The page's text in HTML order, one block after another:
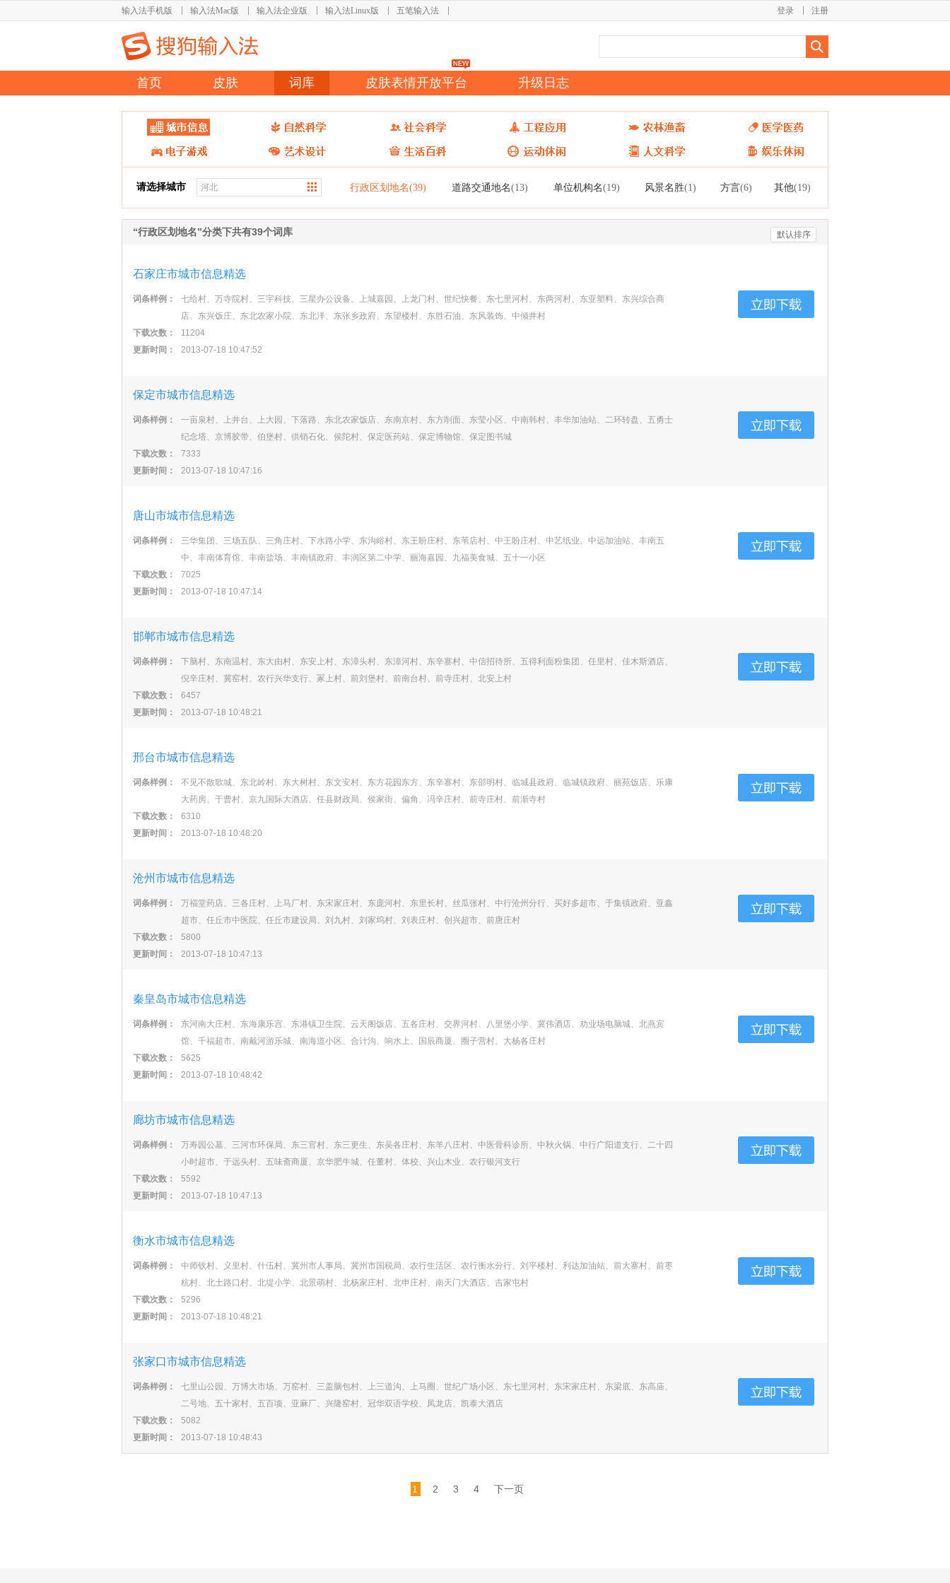
输入法手机版 输入法Mac版 输入法企业版 输入法Linux版 五笔输入法 注册
登录
首页 皮肤 词库 皮肤表情开放平台 升级日志
请选择城市 行政区划地名(39) 道路交通地名(13) 单位机构名(19) 风景名胜(1) 方言(6) 其他(19)
“行政区划地名”分类下共有39个词库 默认排序
石家庄市城市信息精选
词条样例：
七给村、万寺院村、三宇科技、三星办公设备、上城嘉园、上龙门村、世纪快餐、东七里河村、东两河村、东亚塑料、东兴综合商
店、东兴饭庄、东北农家小院、东北洋、东张乡政府、东望楼村、东胜石油、东风装饰、中倾井村
下载次数：
11204
更新时间：
2013-07-18 10:47:52
保定市城市信息精选
词条样例：
一亩泉村、上井台、上大园、下落路、东北农家饭店、东南京村、东方削面、东莹小区、中南韩村、丰华加油站、二环转盘、五勇士
纪念塔、京博胶带、伯堡村、供销石化、侯陀村、保定医药站、保定博物馆、保定图书城
下载次数：
7333
更新时间：
2013-07-18 10:47:16
唐山市城市信息精选
词条样例：
三华集团、三场五队、三角庄村、下水路小学、东沟峪村、东王盼庄村、东苇店村、中王盼庄村、中艺纸业、中远加油站、丰南五
中、丰南体育馆、丰南盐场、丰南镇政府、丰润区第二中学、丽海嘉园、九福美食城、五十一小区
下载次数：
7025
更新时间：
2013-07-18 10:47:14
邯郸市城市信息精选
词条样例：
下脑村、东南温村、东大由村、东安上村、东漳头村、东漳河村、东辛寨村、中信招待所、五得利面粉集团、任里村、佳木斯酒店、
倪辛庄村、冀窑村、农行兴华支行、冢上村、前刘堡村、前南台村、前寺庄村、北安上村
下载次数：
6457
更新时间：
2013-07-18 10:48:21
邢台市城市信息精选
词条样例：
不见不散歌城、东北岭村、东大树村、东文安村、东方花园东方、东辛寨村、东邵明村、临城县政府、临城镇政府、丽苑饭店、乐康
大药房、于曹村、京九国际大酒店、任县财政局、侯家街、偏角、冯辛庄村、前寺庄村、前渐寺村
下载次数：
6310
更新时间：
2013-07-18 10:48:20
沧州市城市信息精选
词条样例：
万福堂药店、三各庄村、上马厂村、东宋家庄村、东庞河村、东里长村、丝瓜张村、中行沧州分行、买好多超市、于集镇政府、亚鑫
超市、任丘市中医院、任丘市建设局、刘九村、刘家坞村、刘表庄村、创兴超市、前唐庄村
下载次数：
5800
更新时间：
2013-07-18 10:47:13
秦皇岛市城市信息精选
词条样例：
东河南大庄村、东海康乐宫、东港镇卫生院、云天阁饭店、五各庄村、交界河村、八里堡小学、冀伟酒店、劝业场电脑城、北燕宾
馆、千福超市、南戴河游乐城、南海道小区、合计沟、响水上、国辰商厦、圈子营村、大杨各庄村
下载次数：
5625
更新时间：
2013-07-18 10:48:42
廊坊市城市信息精选
词条样例：
万寿园公墓、三河市环保局、东三官村、东三更生、东吴各庄村、东羊八庄村、中医骨科诊所、中秋火锅、中行广阳道支行、二十四
小时超市、于远头村、五味斋商厦、京华肥牛城、任董村、体校、兴山木业、农行银河支行
下载次数：
5592
更新时间：
2013-07-18 10:47:13
衡水市城市信息精选
词条样例：
中师钦村、义里村、什伍村、冀州市人事局、冀州市国税局、农行生活区、农行衡水分行、刘平楼村、利达加油站、前大寨村、前枣
杭村、北土路口村、北堤小学、北景萌村、北杨家庄村、北申庄村、南天门大酒店、吉家屯村
下载次数：
5296
更新时间：
2013-07-18 10:48:21
张家口市城市信息精选
词条样例：
七里山公园、万博大市场、万窑村、三盖脑包村、上三道沟、上马圈、世纪广场小区、东七里河村、东宋家庄村、东梁底、东高庙、
二号地、五十家村、五百顷、亚麻厂、兴隆窑村、冠华双语学校、凤龙店、凯泰大酒店
下载次数：
5082
更新时间：
2013-07-18 10:48:43
1 2 3 4 下一页